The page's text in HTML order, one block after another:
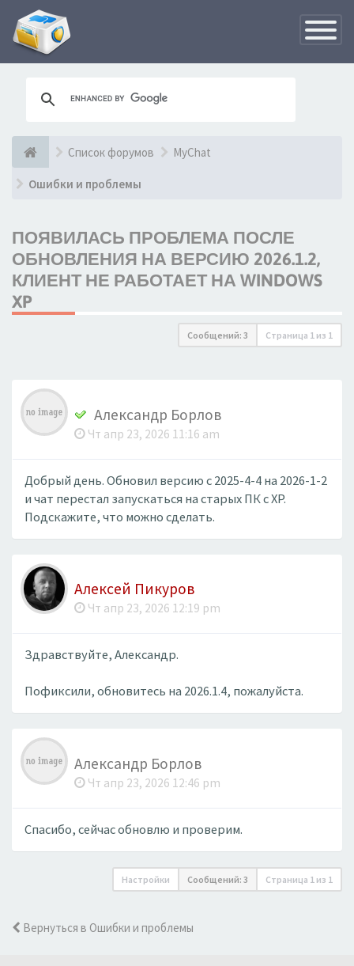
Список форумов MyChat
Ошибки и проблемы
ПОЯВИЛАСЬ ПРОБЛЕМА ПОСЛЕ
ОБНОВЛЕНИЯ НА ВЕРСИЮ 2026.1.2,
КЛИЕНТ НЕ РАБОТАЕТ НА WINDOWS
XP
Сообщений: 3 Страница 1 из 1
Александр Борлов
Чт апр 23, 2026 11:16 am
Добрый день. Обновил версию с 2025-4-4 на 2026-1-2
и чат перестал запускаться на старых ПК с XP.
Подскажите, что можно сделать.
Алексей Пикуров
Чт апр 23, 2026 12:19 pm
Здравствуйте, Александр.
Пофиксили, обновитесь на 2026.1.4, пожалуйста.
Александр Борлов
Чт апр 23, 2026 12:46 pm
Спасибо, сейчас обновлю и проверим.
Настройки Сообщений: 3 Страница 1 из 1
Вернуться в Ошибки и проблемы